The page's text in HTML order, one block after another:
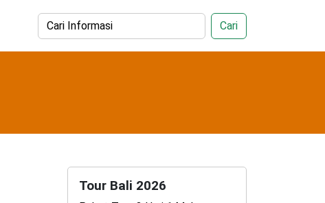
Cari
Tour Bali 2026